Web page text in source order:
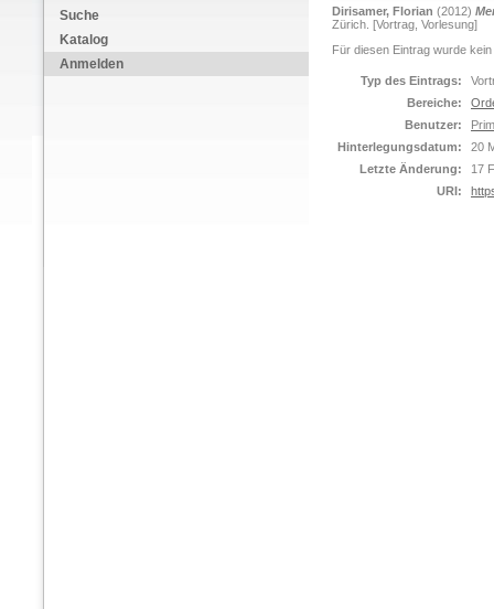
Suche
Katalog
Anmelden
Dirisamer, Florian (2012)
Zürich. [Vortrag, Vorlesung]
Für diesen Eintrag wurde
Typ des Eintrags:
Bereiche:
Benutzer:
Hinterlegungsdatum:
20
Letzte Änderung:
17
URI: